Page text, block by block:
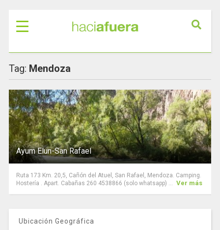
Tag: Mendoza
Ayum Elun-San Rafael
Ruta 173 Km. 20,5, Cañón del Atuel, San Rafael, Mendoza. Camping.
Hostería . Apart. Cabañas 260 4538866 (solo whatsapp) ... Ver más
Ubicación Geográfica